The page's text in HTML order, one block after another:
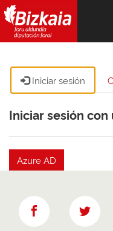
Iniciar sesión
Iniciar sesión
Azure AD